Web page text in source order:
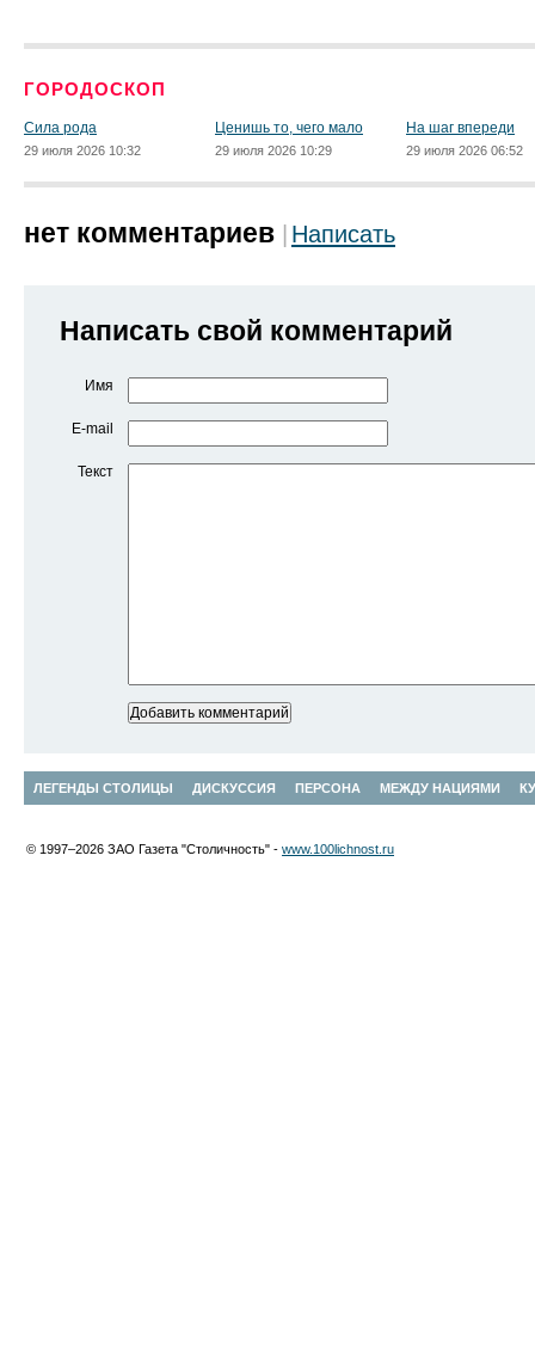
ГОРОДОСКОП
Сила рода
29 июля 2026 10:32
Ценишь то, чего мало
29 июля 2026 10:29
На шаг впереди
29 июля 2026 06:52
нет комментариев Написать
Написать свой комментарий
Имя
E-mail
Текст
ЛЕГЕНДЫ СТОЛИЦЫ ДИСКУССИЯ ПЕРСОНА МЕЖДУ НАЦИЯМИ
© 1997–2026 ЗАО Газета "Столичность" - www.100lichnost.ru